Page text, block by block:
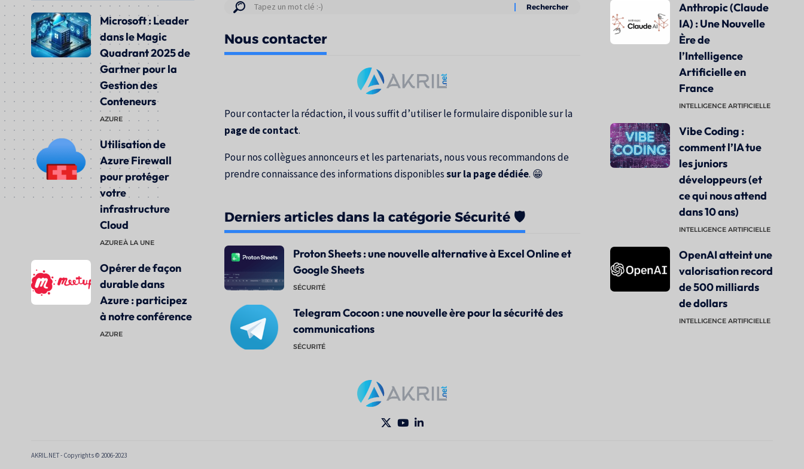
Microsoft : Leader
dans le Magic
Quadrant 2025 de
Gartner pour la
Gestion des
Conteneurs
AZURE
Utilisation de
Azure Firewall
pour protéger
votre
infrastructure
Cloud
AZUREÀ LA UNE
Opérer de façon
durable dans
Azure : participez
à notre conférence
AZURE
Résultats
votre
recherche
Nous contacter
Pour contacter la rédaction, il vous suffit d’utiliser le formulaire disponible sur la
page de contact.
Pour nos collègues annonceurs et les partenariats, nous vous recommandons de
prendre connaissance des informations disponiblessur la page dédiée. 😁
Derniers articles dans la catégorie Sécurité 🛡️
Proton Sheets : une nouvelle alternative à Excel Online et
Google Sheets
SÉCURITÉ
Telegram Cocoon : une nouvelle ère pour la sécurité des
communications
SÉCURITÉ
Anthropic (Claude
IA) : Une Nouvelle
Ère de
l’Intelligence
Artificielle en
France
INTELLIGENCE ARTIFICIELLE
Vibe Coding :
comment l’IA tue
les juniors
développeurs (et
ce qui nous attend
dans 10 ans)
INTELLIGENCE ARTIFICIELLE
OpenAI atteint une
valorisation record
de 500 milliards
de dollars
INTELLIGENCE ARTIFICIELLE
AKRIL.NET - Copyrights © 2006-2023